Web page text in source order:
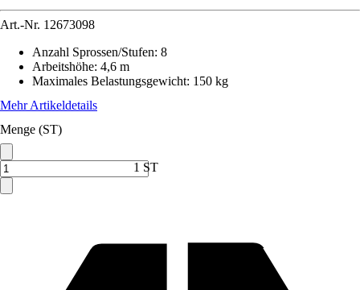
Art.-Nr. 12673098
Anzahl Sprossen/Stufen: 8
Arbeitshöhe: 4,6 m
Maximales Belastungsgewicht: 150 kg
Mehr Artikeldetails
Menge (ST)
1 ST